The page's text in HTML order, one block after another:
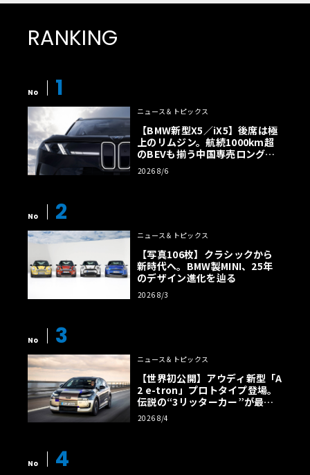
RANKING
No 1
ニュース＆トピックス
【BMW新型X5／iX5】後席は極
上のリムジン。航続1000km超
のBEVも揃う中国専売ロング仕
様の全貌
2026 8/6
No 2
ニュース＆トピックス
【写真106枚】クラシックから
新時代へ。BMW製MINI、25年
のデザイン進化を辿る
2026 8/3
No 3
ニュース＆トピックス
【世界初公開】アウディ新型「A
2 e-tron」プロトタイプ登場。
伝説の“3リッターカー”が最高
効率エントリーBEVとして復活
【画像38枚】
2026 8/4
No 4